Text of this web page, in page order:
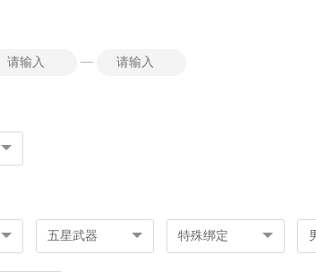
—
五星武器 特殊绑定